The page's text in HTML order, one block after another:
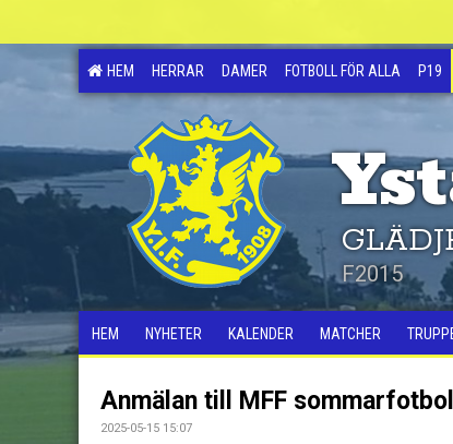
HEM HERRAR DAMER FOTBOLL FÖR ALLA P19
F2015
HEM NYHETER KALENDER MATCHER
Anmälan till MFF
2025-05-15 15:07